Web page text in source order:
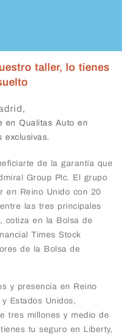
taller, lo tienes
en Qualitas Auto en
exclusivas.
de la garantía que
Group Plc. El grupo
en Reino Unido con 20
las tres principales
cotiza en la Bolsa de
Times Stock
de la Bolsa de
y presencia en Reino
Estados Unidos,
tres millones y medio de
tu seguro en Liberty,